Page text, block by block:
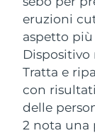
eruzioni
aspetto
Dispositivo
Tratta e
con
delle
2 nota una
Anti-age
Brunei
Bulgaria
Canada
Cile